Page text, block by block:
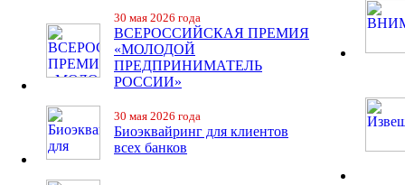
30 мая 2026 года
ВСЕРОССИЙСКАЯ ПРЕМИЯ
«МОЛОДОЙ
ПРЕДПРИНИМАТЕЛЬ
РОССИИ»
30 мая 2026 года
Биоэквайринг для клиентов
всех банков